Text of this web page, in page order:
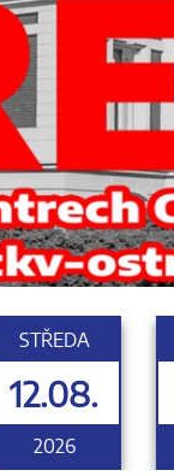
STŘEDA
12.08.
2026